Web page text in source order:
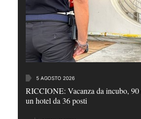
5 AGOSTO 2026
RICCIONE: Vacanza da incubo, 90
un hotel da 36 posti